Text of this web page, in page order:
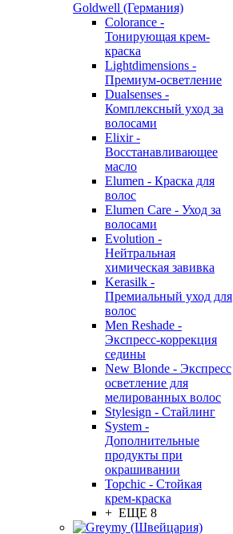
Goldwell (Германия)
Colorance -
Тонирующая крем-
краска
Lightdimensions -
Премиум-осветление
Dualsenses -
Комплексный уход за
волосами
Elixir -
Восстанавливающее
масло
Elumen - Краска для
волос
Elumen Care - Уход за
волосами
Evolution -
Нейтральная
химическая завивка
Kerasilk -
Премиальный уход для
волос
Men Reshade -
Экспресс-коррекция
седины
New Blonde - Экспресс
осветление для
мелированных волос
Stylesign - Стайлинг
System -
Дополнительные
продукты при
окрашивании
Topchic - Стойкая
крем-краска
+ ЕЩЕ 8